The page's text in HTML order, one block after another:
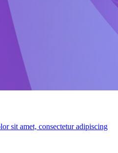
sit amet, consectetur adipiscing